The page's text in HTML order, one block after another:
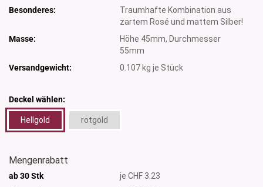
Besonderes:
Traumhafte Kombination aus
zartem Rosé und mattem Silber!
Masse:
Höhe 45mm, Durchmesser
55mm
Versandgewicht:
0.107 kg je Stück
Deckel wählen:
Hellgold rotgold
Mengenrabatt
ab 30 Stk
je CHF 3.23